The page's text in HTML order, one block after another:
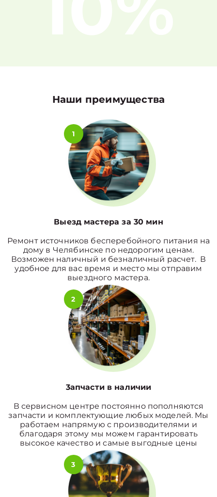
Наши преимущества
1
Выезд мастера за 30 мин
Ремонт источников бесперебойного питания на
дому в Челябинске по недорогим ценам.
Возможен наличный и безналичный расчет. В
удобное для вас время и место мы отправим
выездного мастера.
2
3апчасти в наличии
В сервисном центре постоянно пополняются
запчасти и комплектующие любых моделей. Мы
работаем напрямую с производителями и
благодаря этому мы можем гарантировать
высокое качество и самые выгодные цены
3